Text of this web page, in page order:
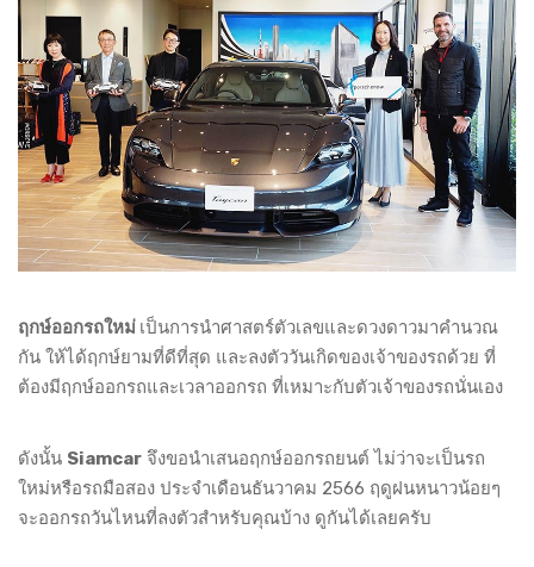
ฤกษ์ออกรถใหม่ เป็นการนำศาสตร์ตัวเลขและดวงดาวมาคำนวณ
กัน ให้ได้ฤกษ์ยามที่ดีที่สุด และลงตัววันเกิดของเจ้าของรถด้วย ที่
ต้องมีฤกษ์ออกรถและเวลาออกรถ ที่เหมาะกับตัวเจ้าของรถนั่นเอง
ดังนั้น Siamcar จึงขอนำเสนอฤกษ์ออกรถยนต์ ไม่ว่าจะเป็นรถ
ใหม่หรือรถมือสอง ประจำเดือนธันวาคม 2566 ฤดูฝนหนาวน้อยๆ
จะออกรถวันไหนที่ลงตัวสำหรับคุณบ้าง ดูกันได้เลยครับ